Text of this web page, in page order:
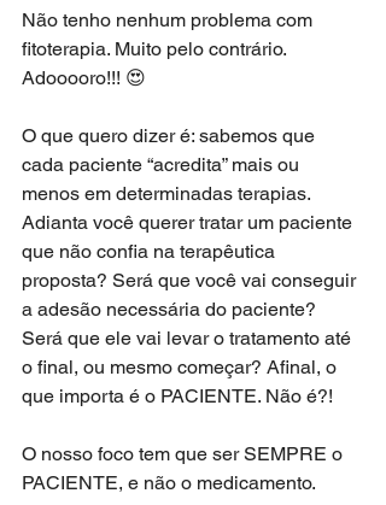
Não tenho nenhum problema com
fitoterapia. Muito pelo contrário.
Adooooro!!! 😍
O que quero dizer é: sabemos que
cada paciente “acredita” mais ou
menos em determinadas terapias.
Adianta você querer tratar um paciente
que não confia na terapêutica
proposta? Será que você vai conseguir
a adesão necessária do paciente?
Será que ele vai levar o tratamento até
o final, ou mesmo começar? Afinal, o
que importa é o PACIENTE. Não é?!
O nosso foco tem que ser SEMPRE o
PACIENTE, e não o medicamento.